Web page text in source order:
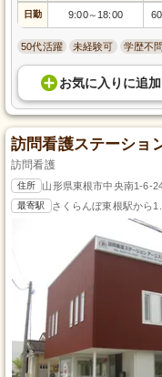
日勤 9:00～ 18:00
50代活躍 未経験可 学歴不問
お気に入り に追加
訪問看護ステーショ
訪問看護
住所 山形県東根市中央南1-6-
最寄駅 さくらんぼ東根駅から